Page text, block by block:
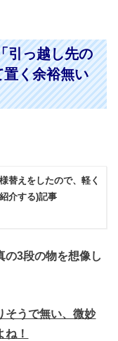
引っ越し先の
く余裕無い
替えをしたので、軽く
介する)記事
の3段の物を想像し
そうで無い、微妙
！